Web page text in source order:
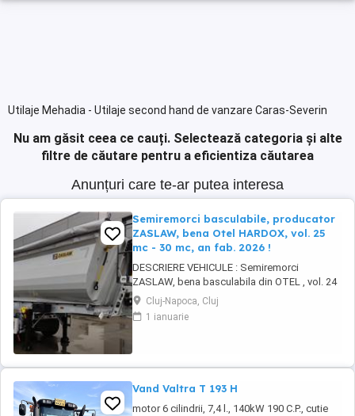
Utilaje Mehadia - Utilaje second hand de vanzare Caras-Severin
Nu am găsit ceea ce cauți. Selectează categoria și alte
filtre de căutare pentru a eficientiza căutarea
Anunțuri care te-ar putea interesa
Semiremorci basculabile, producator
ZASLAW, bena Otel HARDOX, vol. 25
mc - 30 mc, an fab. 2026 !
DESCRIERE VEHICULE : Semiremorci
ZASLAW, bena basculabila din OTEL , vol. 24
mc - 30 mc, (stoc nou 2026 sau in fabricatie
ZASLAW) . DETALII: - Semiremorci
basculabile pe 3 axe, bena constructie din
Polonia ...
Cluj-Napoca, Cluj
1 ianuarie
Vand Valtra T 193 H
motor 6 cilindrii, 7,4 l., 140kW 190 C.P., cutie